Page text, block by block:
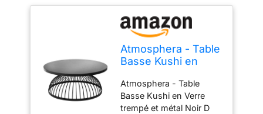
Atmosphera - Table
Basse Kushi en
métal Noir D 90 cm
et H 38 cm
Atmosphera - Table
Basse Kushi en Verre
trempé et métal Noir D